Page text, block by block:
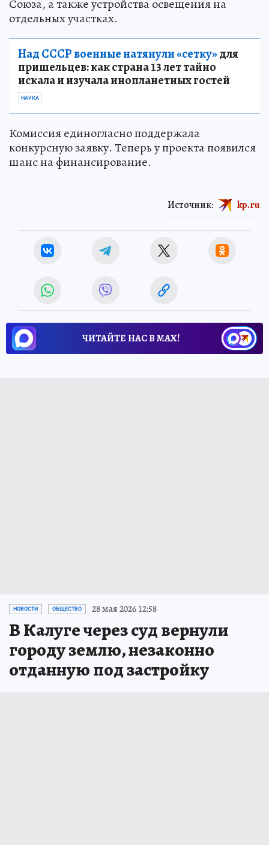
Союза, а также устройства освещения на
отдельных участках.
Над СССР военные натянули «сетку»для
пришельцев: как страна 13 лет тайно
искала и изучала инопланетных гостей
НАУКА
Комиссия единогласно поддержала
конкурсную заявку. Теперь у проекта появился
шанс на финансирование.
Источник: kp.ru
ЧИТАЙТЕ НАС В МАХ!
НОВОСТИ ОБЩЕСТВО 28 мая 2026 12:58
В Калуге через суд вернули
городу землю, незаконно
отданную под застройку